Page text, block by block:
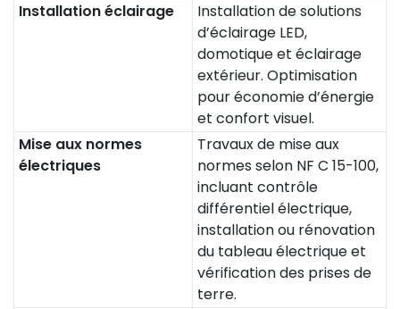
Installation éclairage
Installation de solutions
d’éclairage LED,
domotique et éclairage
extérieur. Optimisation
pour économie d’énergie
et confort visuel.
Mise aux normes
électriques
Travaux de mise aux
normes selon NF C 15-100,
incluant contrôle
différentiel électrique,
installation ou rénovation
du tableau électrique et
vérification des prises de
terre.